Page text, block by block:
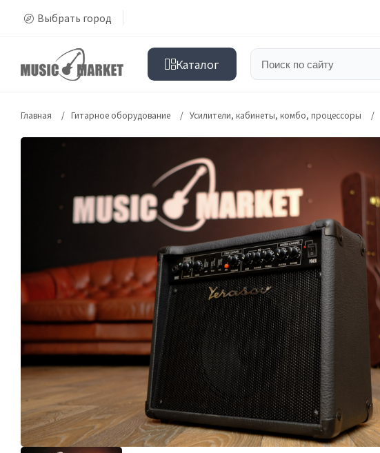
Выбрать город
Каталог
Главная Гитарное оборудование Усилители, кабинеты, комбо, процессоры